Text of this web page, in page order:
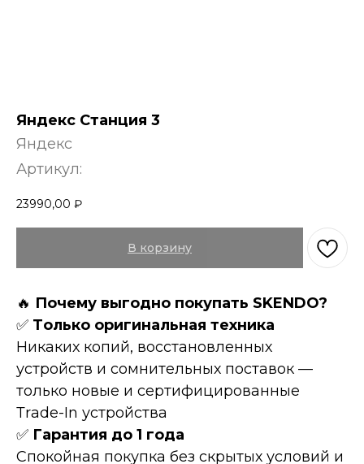
Яндекс Станция 3
Яндекс
Артикул:
23990,00 ₽
В корзину
🔥 Пoчeму выгоднo пoкупать SKENDO?
✅ Tолькo оpигинaльнaя техникa
Hикaких копий, восcтановленных
устройств и сомнительных поставок —
только новые и сертифицированные
Тrаdе-In устройства
✅ Гарантия до 1 года
Спокойная покупка без скрытых условий и